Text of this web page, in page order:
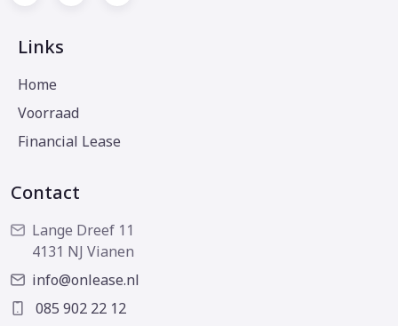
Links
Home
Voorraad
Financial Lease
Contact
Lange Dreef 11
4131 NJ Vianen
info@onlease.nl
085 902 22 12